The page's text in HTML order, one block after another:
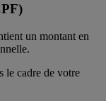
un montant en
le cadre de votre